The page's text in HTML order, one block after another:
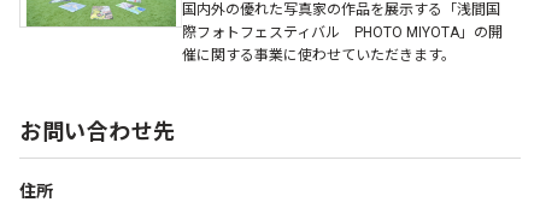
国内外の優れた写真家の作品を展示する「浅間国
際フォトフェスティバル PHOTO MIYOTA」の開
催に関する事業に使わせていただきます。
お問い合わせ先
住所